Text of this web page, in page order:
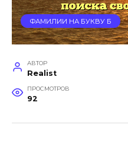
ФАМИЛИИ НА БУКВУ Б
АВТОР
Realist
ПРОСМОТРОВ
92